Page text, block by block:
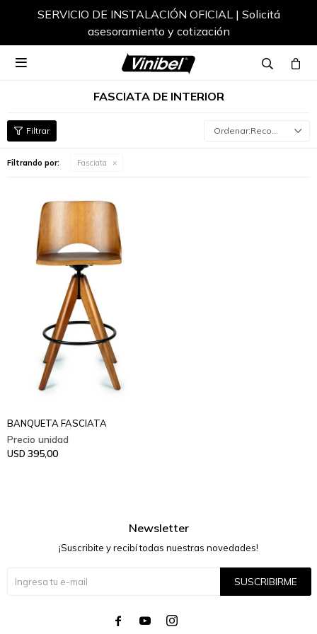
SERVICIO DE INSTALACIÓN OFICIAL | Solicitá
asesoramiento y cotización

FASCIATA DE INTERIOR
Recomendados
Filtrando por: Fasciata
BANQUETA FASCIATA
USD 395,00
Newsletter
¡Suscribite y recibí todas nuestras novedades!
SUSCRIBIRME
  